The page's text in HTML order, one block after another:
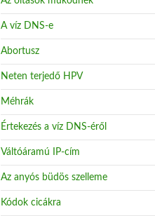
A víz DNS-e
Abortusz
Neten terjedő HPV
Méhrák
Értekezés a víz DNS-éről
Váltóáramú IP-cím
Az anyós büdös szelleme
Kódok cicákra